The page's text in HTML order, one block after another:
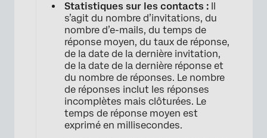
Statistiques sur les contacts :
s’agit du nombre d’invitations, du
nombre d’e-mails, du temps de
réponse moyen, du taux de réponse,
de la date de la dernière invitation,
de la date de la dernière réponse et
du nombre de réponses. Le nombre
de réponses inclut les réponses
incomplètes mais clôturées. Le
temps de réponse moyen est
exprimé en millisecondes.